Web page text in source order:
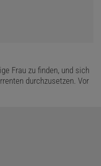
Frau zu finden, und sich
durchzusetzen. Vor